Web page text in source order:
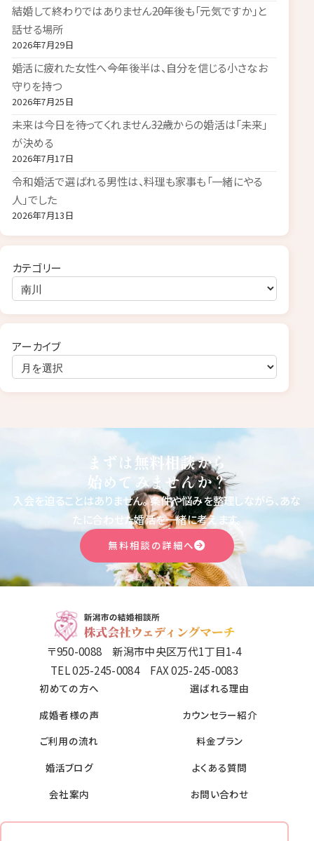
結婚して終わりではありません――20年後も「元気ですか」と
話せる場所
2026年7月29日
婚活に疲れた女性へ――今年後半は、自分を信じる小さなお
守りを持つ
2026年7月25日
未来は今日を待ってくれません――32歳からの婚活は「未来」
が決める
2026年7月17日
令和婚活で選ばれる男性は、料理も家事も「一緒にやる
人」でした
2026年7月13日
カテゴリー
アーカイブ
まずは無料相談から
始めてみませんか？
入会を迫ることはありません。条件や悩みを整理しながら、あな
たに合わせた婚活を一緒に考えます。
無料相談の詳細へ
〒950-0088 新潟市中央区万代1丁目1-4
TEL 025-245-0084 FAX 025-245-0083
初めての方へ
選ばれる理由
成婚者様の声
カウンセラー紹介
ご利用の流れ
料金プラン
婚活ブログ
よくある質問
会社案内
お問い合わせ